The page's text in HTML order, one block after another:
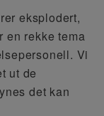
eksplodert,
en rekke tema
Vi
ut de
det kan